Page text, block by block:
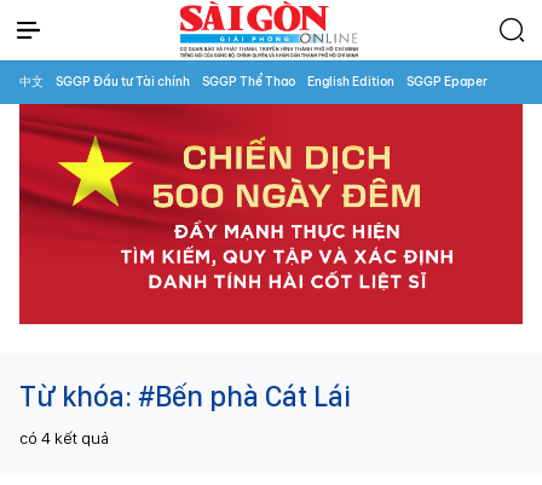
中文 SGGP Đầu tư Tài chính SGGP Thể Thao English Edition SGGP Epaper
Từ khóa: #Bến phà Cát Lái
có 4 kết quả